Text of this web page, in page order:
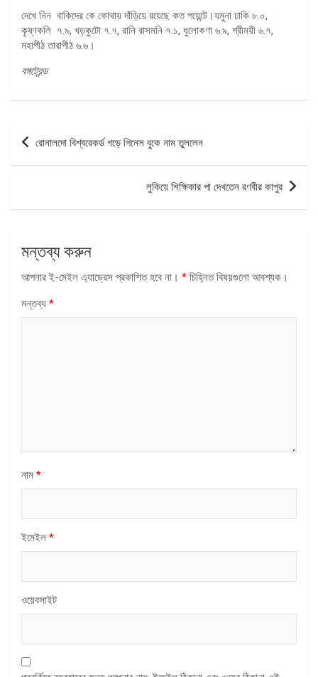
দেখে নিন বাকিদের কে কোথায় দাঁড়িয়ে রয়েছে কত পয়েন্টে।যমুনা ঢাকি ৮.০,
কৃষ্ণকলি ৭.৯, খড়কুটো ৭.৭, রানি রাসমনি ৭.১, ধুলোকণা ৬.৯, শ্রীময়ী ৬.৭,
মহাপীঠ তারাপীঠ ৬.৬।
বঙ্গট্রেন্ড
পোস্ট
রোনালদো বিশ্বরেকর্ড গড়ে গিনেস বুকে নাম তুললেন
লুকিয়ে শিক্ষিকার পা দেখতেন রণবীর কাপুর
মন্তব্য করুন
আপনার ই-মেইল এ্যাড্রেস প্রকাশিত হবে না। * চিহ্নিত বিষয়গুলো আবশ্যক।
মন্তব্য *
নাম *
ইমেইল *
ওয়েবসাইট